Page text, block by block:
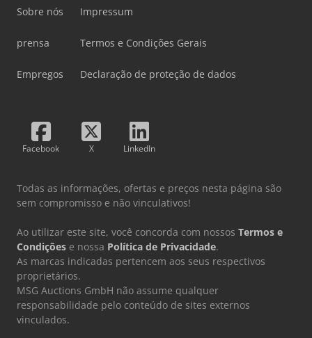
Sobre nós
prensa
Empregos
Impressum
Termos e Condições Gerais
Declaração de proteção de dados
Facebook X LinkedIn
Todas as informações, ofertas e preços nesta página são
sem compromisso e não vinculativos!
Ao utilizar este site, você concorda com nossos Termos e
Condições e nossa Política de Privacidade.
As marcas indicadas pertencem aos seus respectivos
proprietários.
MSG Auctions GmbH não assume qualquer
responsabilidade pelo conteúdo de sites externos
vinculados.